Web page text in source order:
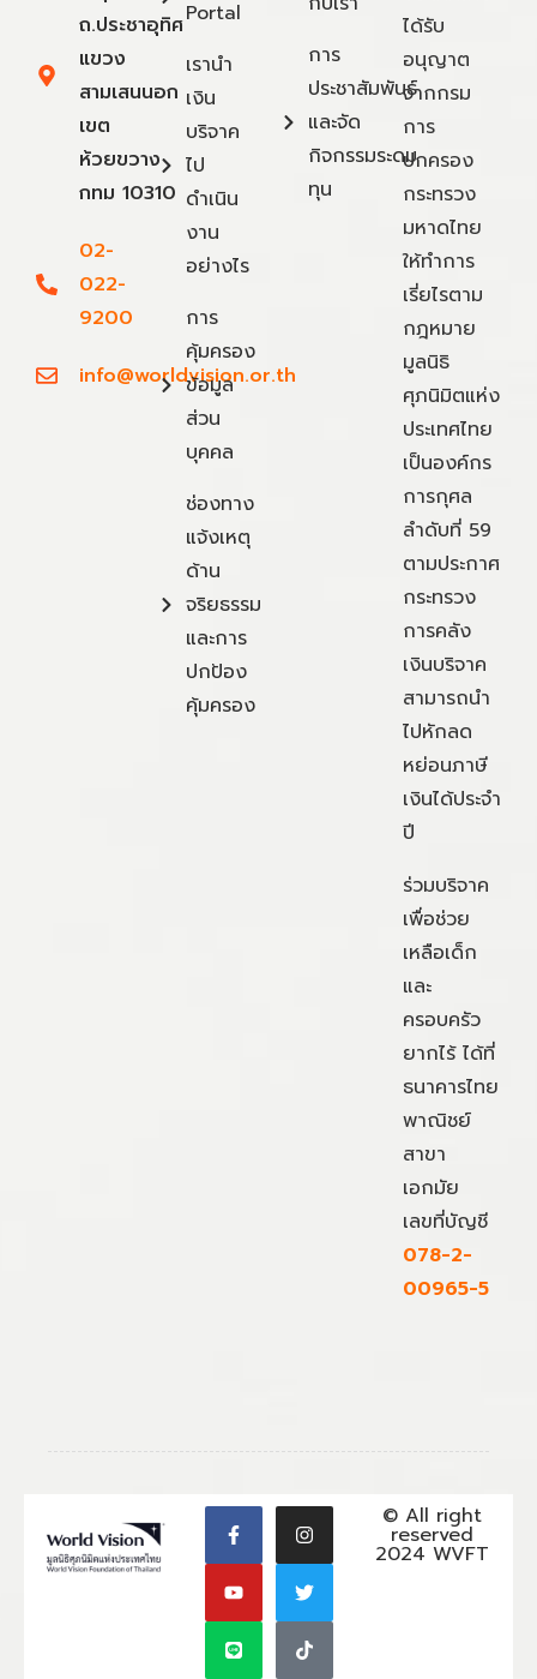
ถ.ประชาอุทิศ
แขวง
สามเสนนอก
เขต
ห้วยขวาง
กทม 10310
02-
022-
9200
info@worldvision.or.th
Portal
เรานำ
เงิน
บริจาค
ไป
ดำเนิน
งาน
อย่างไร
การ
คุ้มครอง
ข้อมูล
ส่วน
บุคคล
ช่องทาง
แจ้งเหตุ
ด้าน
จริยธรรม
และการ
ปกป้อง
คุ้มครอง
การ
ประชาสัมพันธ์
และจัด
กิจกรรมระดม
ทุน
ได้รับ
อนุญาต
จากกรม
การ
ปกครอง
กระทรวง
มหาดไทย
ให้ทำการ
เรี่ยไรตาม
กฎหมาย
มูลนิธิ
ศุภนิมิตแห่ง
ประเทศไทย
เป็นองค์กร
การกุศล
ลำดับที่ 59
ตามประกาศ
กระทรวง
การคลัง
เงินบริจาค
สามารถนำ
ไปหักลด
หย่อนภาษี
เงินได้ประจำ
ปี
ร่วมบริจาค
เพื่อช่วย
เหลือเด็ก
และ
ครอบครัว
ยากไร้ ได้ที่
ธนาคารไทย
พาณิชย์
สาขา
เอกมัย
เลขที่บัญชี
078-2-
00965-5
© All right
reserved
2024 WVFT